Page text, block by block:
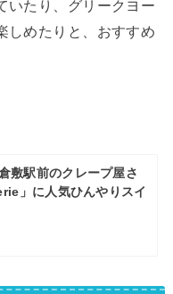
いたり、グリークヨー
しめたりと、おすすめ
敷駅前のクレープ屋さ
」に人気ひんやりスイ